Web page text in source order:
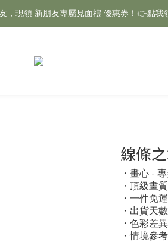
不限金額「一件免運」再享多件專屬折扣
，現領 新朋友專屬見面禮 優惠券！👉點我
線條
・畫心 -
・頂級畫
・一件免
・出貨天
・色彩差
・情境參